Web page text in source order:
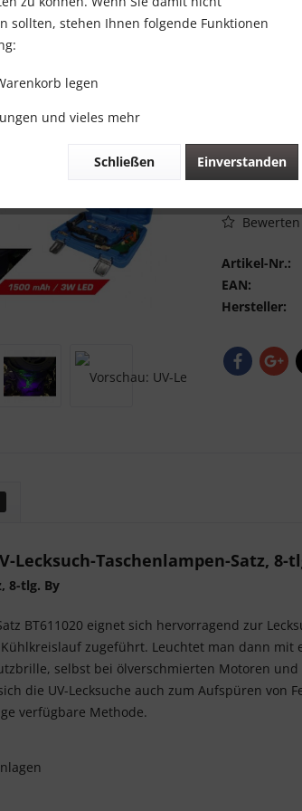
Inhalt:1 Stück
Sofort
Bewerten
Artikel-Nr.:
EAN:
Hersteller:
Taschenlampen-Satz, 8-
8-tlg. By
BT611020 eignet sich hervorragend zur
zugeführt. Leuchtet man dann mit
selbst bei ölverschmierten Motoren
die UV-Lecksuche auch zum Aufspüren von
verfügbare Methode.
sollten, stehen Ihnen folgende Funktionen
legen
und vieles mehr
Einverstanden
Schließen